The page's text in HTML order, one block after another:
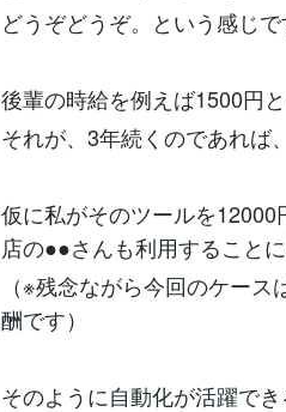
どうぞどうぞ。という感じで
後輩の時給を例えば1500円
それが、3年続くのであれば
仮に私がそのツールを
店の●●さんも利用すること
（※残念ながら今回のケー
酬です）
そのように自動化が活躍で